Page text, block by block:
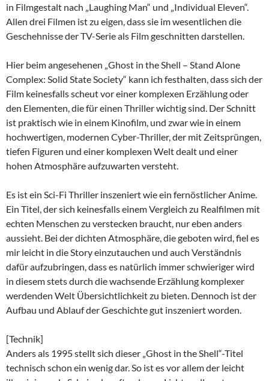
in Filmgestalt nach „Laughing Man“ und „Individual Eleven“.
Allen drei Filmen ist zu eigen, dass sie im wesentlichen die
Geschehnisse der TV-Serie als Film geschnitten darstellen.
Hier beim angesehenen „Ghost in the Shell – Stand Alone
Complex: Solid State Society“ kann ich festhalten, dass sich der
Film keinesfalls scheut vor einer komplexen Erzählung oder
den Elementen, die für einen Thriller wichtig sind. Der Schnitt
ist praktisch wie in einem Kinofilm, und zwar wie in einem
hochwertigen, modernen Cyber-Thriller, der mit Zeitsprüngen,
tiefen Figuren und einer komplexen Welt dealt und einer
hohen Atmosphäre aufzuwarten versteht.
Es ist ein Sci-Fi Thriller inszeniert wie ein fernöstlicher Anime.
Ein Titel, der sich keinesfalls einem Vergleich zu Realfilmen mit
echten Menschen zu verstecken braucht, nur eben anders
aussieht. Bei der dichten Atmosphäre, die geboten wird, fiel es
mir leicht in die Story einzutauchen und auch Verständnis
dafür aufzubringen, dass es natürlich immer schwieriger wird
in diesem stets durch die wachsende Erzählung komplexer
werdenden Welt Übersichtlichkeit zu bieten. Dennoch ist der
Aufbau und Ablauf der Geschichte gut inszeniert worden.
[Technik]
Anders als 1995 stellt sich dieser „Ghost in the Shell“-Titel
technisch schon ein wenig dar. So ist es vor allem der leicht